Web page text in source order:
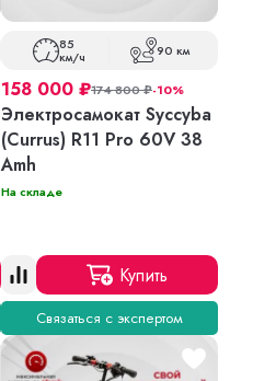
85
км/ч 90 км
158 000 ₽174 800₽-10%
Электросамокат Syccyba
(Currus) R11 Pro 60V 38
Amh
На складе
Купить
Связаться с экспертом